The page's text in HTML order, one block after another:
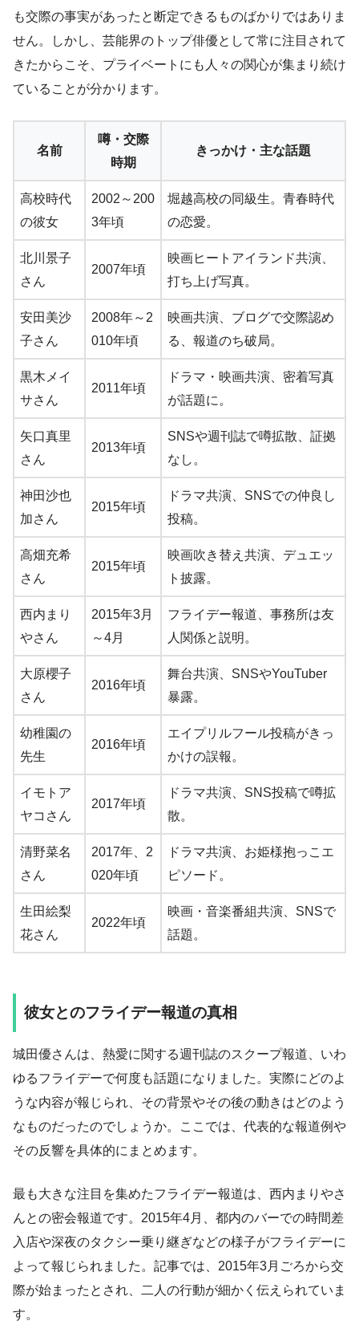
も交際の事実があったと断定できるものばかりではありま
せん。しかし、芸能界のトップ俳優として常に注目されて
きたからこそ、プライベートにも人々の関心が集まり続け
ていることが分かります。
名前
噂・交際
時期
きっかけ・主な話題
高校時代
の彼女
2002～200
3年頃
堀越高校の同級生。青春時代
の恋愛。
北川景子
さん
2007年頃
映画ヒートアイランド共演、
打ち上げ写真。
安田美沙
子さん
2008年～2
010年頃
映画共演、ブログで交際認め
る、報道のち破局。
黒木メイ
サさん
2011年頃
ドラマ・映画共演、密着写真
が話題に。
矢口真里
さん
2013年頃
SNSや週刊誌で噂拡散、証拠
なし。
神田沙也
加さん
2015年頃
ドラマ共演、SNSでの仲良し
投稿。
高畑充希
さん
2015年頃
映画吹き替え共演、デュエッ
ト披露。
西内まり
やさん
2015年3月
～4月
フライデー報道、事務所は友
人関係と説明。
大原櫻子
さん
2016年頃
舞台共演、SNSやYouTuber
暴露。
幼稚園の
先生
2016年頃
エイプリルフール投稿がきっ
かけの誤報。
イモトア
ヤコさん
2017年頃
ドラマ共演、SNS投稿で噂拡
散。
清野菜名
さん
2017年、2
020年頃
ドラマ共演、お姫様抱っこエ
ピソード。
生田絵梨
花さん
2022年頃
映画・音楽番組共演、SNSで
話題。
彼女とのフライデー報道の真相
城田優さんは、熱愛に関する週刊誌のスクープ報道、いわ
ゆるフライデーで何度も話題になりました。実際にどのよ
うな内容が報じられ、その背景やその後の動きはどのよう
なものだったのでしょうか。ここでは、代表的な報道例や
その反響を具体的にまとめます。
最も大きな注目を集めたフライデー報道は、西内まりやさ
んとの密会報道です。2015年4月、都内のバーでの時間差
入店や深夜のタクシー乗り継ぎなどの様子がフライデーに
よって報じられました。記事では、2015年3月ごろから交
際が始まったとされ、二人の行動が細かく伝えられていま
す。